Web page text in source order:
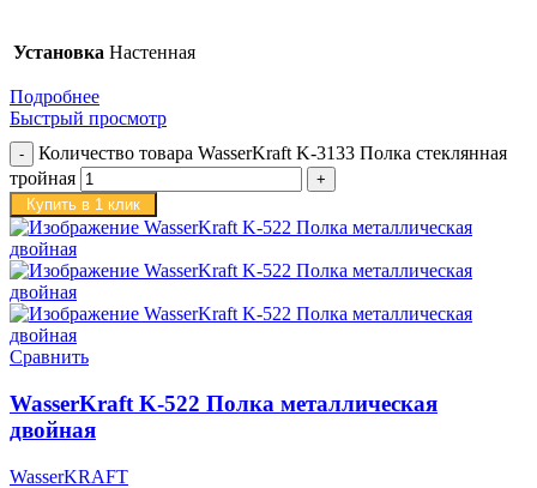
Установка Настенная
Подробнее
Быстрый просмотр
Количество товара WasserKraft K-3133 Полка стеклянная
тройная
Купить в 1 клик
Сравнить
WasserKraft K-522 Полка металлическая
двойная
WasserKRAFT